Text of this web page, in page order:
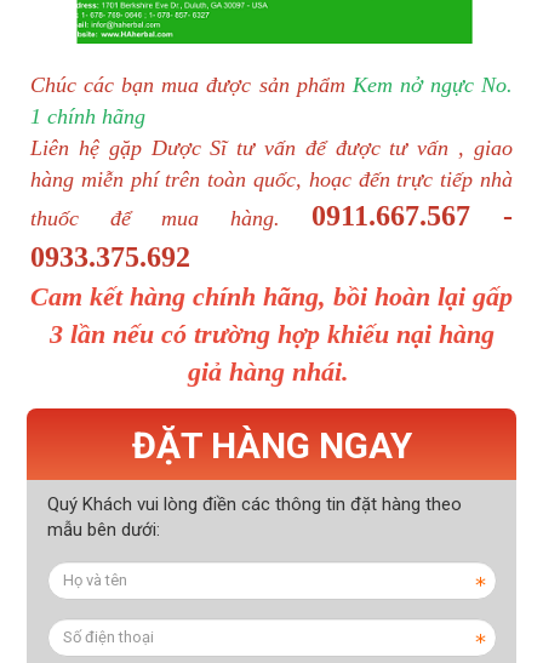
Chúc các bạn mua được sản phẩm Kem nở ngực No.
1 chính hãng
Liên hệ gặp Dược Sĩ tư vấn để được tư vấn , giao
hàng miễn phí trên toàn quốc, hoạc đến trực tiếp nhà
thuốc để mua hàng.
0911.667.567 -
0933.375.692
Cam kết hàng chính hãng, bồi hoàn lại gấp
3 lần nếu có trường hợp khiếu nại hàng
giả hàng nhái.
ĐẶT HÀNG NGAY
Quý Khách vui lòng điền các thông tin đặt hàng theo
mẫu bên dưới: